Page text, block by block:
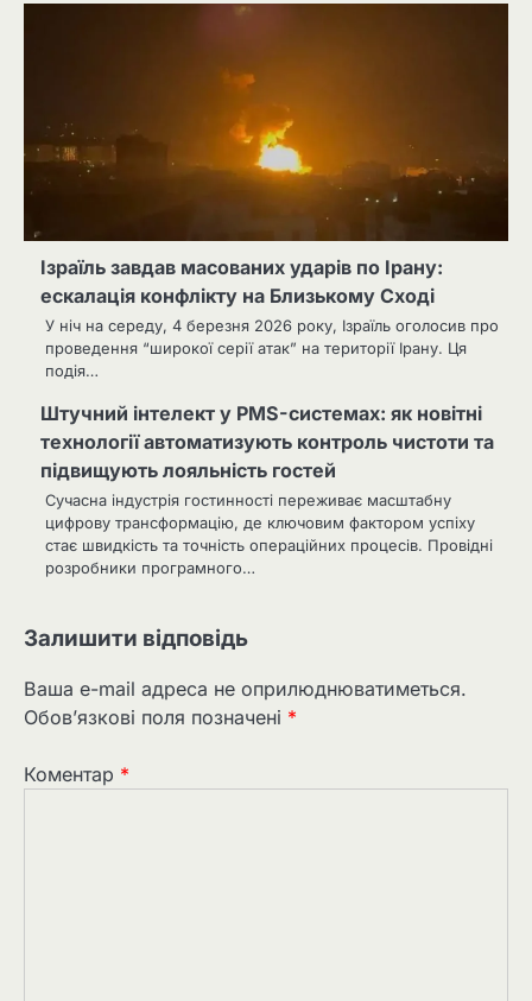
Ізраїль завдав масованих ударів по Ірану:
ескалація конфлікту на Близькому Сході
У ніч на середу, 4 березня 2026 року, Ізраїль оголосив про
проведення “широкої серії атак” на території Ірану. Ця
подія…
Штучний інтелект у PMS-системах: як новітні
технології автоматизують контроль чистоти та
підвищують лояльність гостей
Сучасна індустрія гостинності переживає масштабну
цифрову трансформацію, де ключовим фактором успіху
стає швидкість та точність операційних процесів. Провідні
розробники програмного…
Залишити відповідь
Ваша e-mail адреса не оприлюднюватиметься.
Обов’язкові поля позначені *
Коментар *